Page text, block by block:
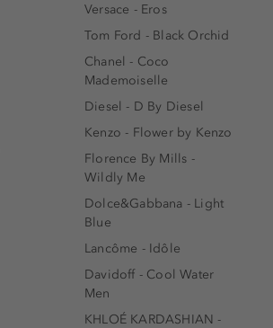
Versace - Eros
Tom Ford - Black Orchid
Chanel - Coco
Mademoiselle
Diesel - D By Diesel
Kenzo - Flower by Kenzo
Florence By Mills -
Wildly Me
Dolce&Gabbana - Light
Blue
Lancôme - Idôle
Davidoff - Cool Water
Men
KHLOÉ KARDASHIAN -